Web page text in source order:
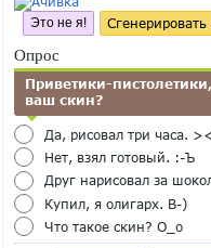
Это не я! Сгенерировать
Опрос
Приветики-
ваш скин?
Да, рисовал три часа.
Нет, взял готовый. :-Ъ
Друг нарисовал за
Купил, я олигарх. B-)
Что такое скин? O_o